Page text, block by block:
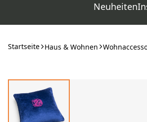
Neuheiten
Startseite Haus & Wohnen